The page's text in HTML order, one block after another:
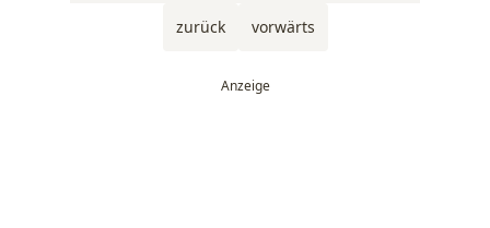
zurück vorwärts